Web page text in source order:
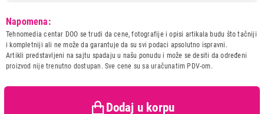
Naziv i vrsta robe:
FIKSNI TELEFON
Uvoznik:
Flutto doo
Zemlja porekla:
Malezija
kupaca po osnovu zakona o
Napomena:
Tehnomedia centar DOO se trudi da cene, fotografije i opisi artikala budu što tačniji
i kompletniji ali ne može da garantuje da su svi podaci apsolutno ispravni.
Artikli predstavljeni na sajtu spadaju u našu ponudu i može se desiti da određeni
proizvod nije trenutno dostupan. Sve cene su sa uračunatim PDV-om.
Dodaj u korpu